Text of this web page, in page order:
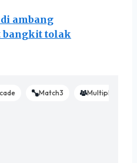
ambang
bangkit tolak